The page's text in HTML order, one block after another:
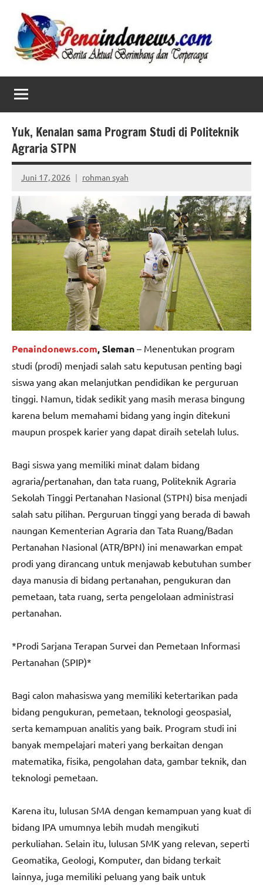
content
Yuk, Kenalan sama Program Studi di Politeknik
Agraria STPN
Juni 17, 2026 rohman syah
No
Penaindonews.com, Sleman – Menentukan program
studi (prodi) menjadi salah satu keputusan penting bagi
siswa yang akan melanjutkan pendidikan ke perguruan
tinggi. Namun, tidak sedikit yang masih merasa bingung
karena belum memahami bidang yang ingin ditekuni
maupun prospek karier yang dapat diraih setelah lulus.
Bagi siswa yang memiliki minat dalam bidang
agraria/pertanahan, dan tata ruang, Politeknik Agraria
Sekolah Tinggi Pertanahan Nasional (STPN) bisa menjadi
salah satu pilihan. Perguruan tinggi yang berada di bawah
naungan Kementerian Agraria dan Tata Ruang/Badan
Pertanahan Nasional (ATR/BPN) ini menawarkan empat
prodi yang dirancang untuk menjawab kebutuhan sumber
daya manusia di bidang pertanahan, pengukuran dan
pemetaan, tata ruang, serta pengelolaan administrasi
pertanahan.
*Prodi Sarjana Terapan Survei dan Pemetaan Informasi
Pertanahan (SPIP)*
Bagi calon mahasiswa yang memiliki ketertarikan pada
bidang pengukuran, pemetaan, teknologi geospasial,
serta kemampuan analitis yang baik. Program studi ini
banyak mempelajari materi yang berkaitan dengan
matematika, fisika, pengolahan data, gambar teknik, dan
teknologi pemetaan.
Karena itu, lulusan SMA dengan kemampuan yang kuat di
bidang IPA umumnya lebih mudah mengikuti
perkuliahan. Selain itu, lulusan SMK yang relevan, seperti
Geomatika, Geologi, Komputer, dan bidang terkait
lainnya, juga memiliki peluang yang baik untuk